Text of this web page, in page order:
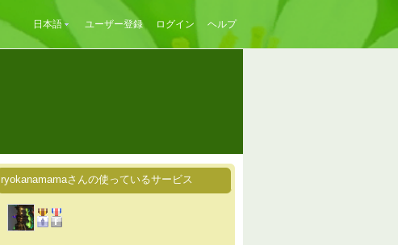
日本語 ユーザー登録 ログイン ヘルプ
ryokanamamaさんの使っているサービス